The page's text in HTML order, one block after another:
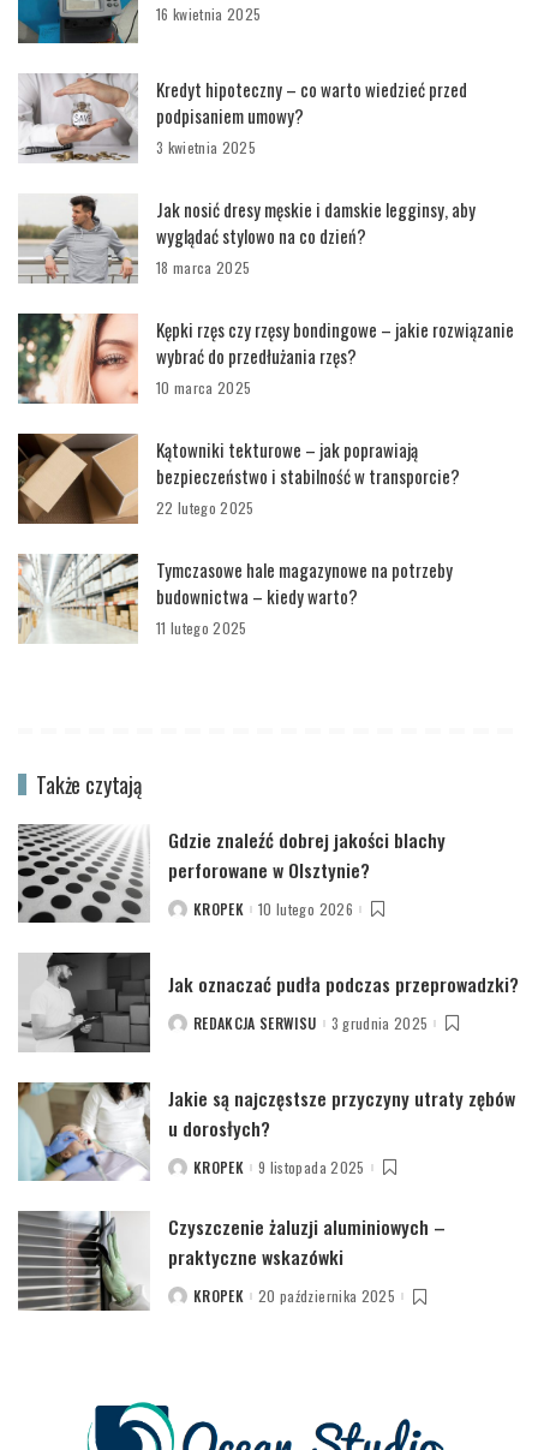
16 kwietnia 2025
Kredyt hipoteczny – co warto wiedzieć przed
podpisaniem umowy?
3 kwietnia 2025
Jak nosić dresy męskie i damskie legginsy, aby
wyglądać stylowo na co dzień?
18 marca 2025
Kępki rzęs czy rzęsy bondingowe – jakie rozwiązanie
wybrać do przedłużania rzęs?
10 marca 2025
Kątowniki tekturowe – jak poprawiają
bezpieczeństwo i stabilność w transporcie?
22 lutego 2025
Tymczasowe hale magazynowe na potrzeby
budownictwa – kiedy warto?
11 lutego 2025
Także czytają
Gdzie znaleźć dobrej jakości blachy
perforowane w Olsztynie?
POSTEDKROPEK 10 lutego 2026
Jak oznaczać pudła podczas przeprowadzki?
POSTEDREDAKCJA SERWISU 3 grudnia 2025
Jakie są najczęstsze przyczyny utraty zębów
u dorosłych?
POSTEDKROPEK 9 listopada 2025
Czyszczenie żaluzji aluminiowych –
praktyczne wskazówki
POSTEDKROPEK 20 października 2025